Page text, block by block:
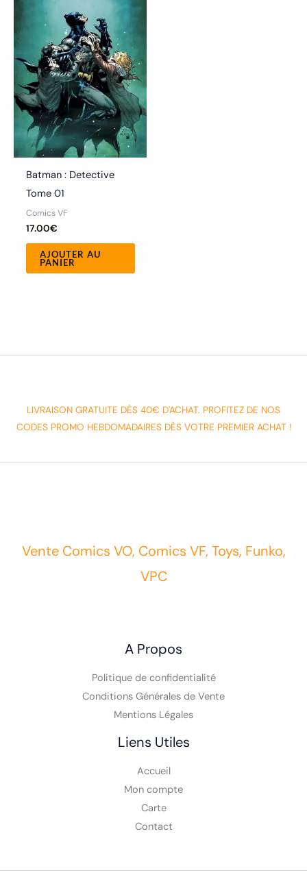
Batman : Detective
Tome 01
Comics VF
17.00€
AJOUTER AU
PANIER
LIVRAISON GRATUITE DÈS 40€ D'ACHAT. PROFITEZ DE NOS
CODES PROMO HEBDOMADAIRES DÈS VOTRE PREMIER ACHAT !
A Propos
Politique de confidentialité
Conditions Générales de Vente
Liens Utiles
Accueil
Mon compte
Contact